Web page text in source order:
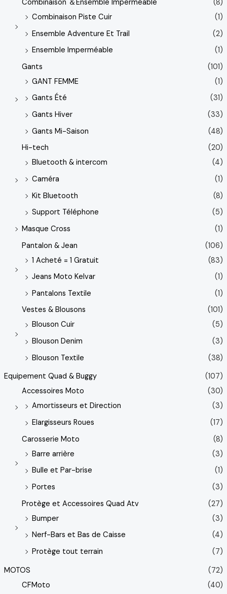
Combinaison ＆Ensemble Imperméable
(8)
Combinaison Piste Cuir
(1)
Ensemble Adventure Et Trail
(2)
Ensemble Imperméable
(1)
Gants
(101)
GANT FEMME
(1)
Gants Été
(31)
Gants Hiver
(33)
Gants Mi-Saison
(48)
Hi-tech
(20)
Bluetooth & intercom
(4)
Caméra
(1)
Kit Bluetooth
(8)
Support Téléphone
(5)
Masque Cross
(1)
Pantalon & Jean
(106)
1 Acheté = 1 Gratuit
(83)
Jeans Moto Kelvar
(1)
Pantalons Textile
(1)
Vestes & Blousons
(101)
Blouson Cuir
(5)
Blouson Denim
(3)
Blouson Textile
(38)
Equipement Quad & Buggy
(107)
Accessoires Moto
(30)
Amortisseurs et Direction
(3)
Elargisseurs Roues
(17)
Carosserie Moto
(8)
Barre arrière
(3)
Bulle et Par-brise
(1)
Portes
(3)
Protège et Accessoires Quad Atv
(27)
Bumper
(3)
Nerf-Bars et Bas de Caisse
(4)
Protège tout terrain
(7)
MOTOS
(72)
CFMoto
(40)